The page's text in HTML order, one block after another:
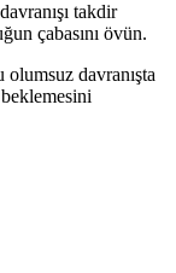
takdir
çabasını övün.
davranışta